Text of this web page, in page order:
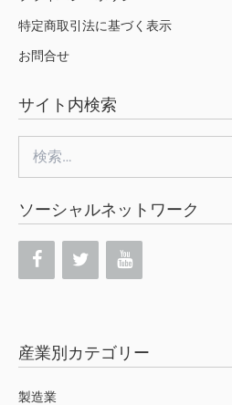
特定商取引法に基づく表示
お問合せ
サイト内検索
索:
ソーシャルネットワーク
産業別カテゴリー
製造業